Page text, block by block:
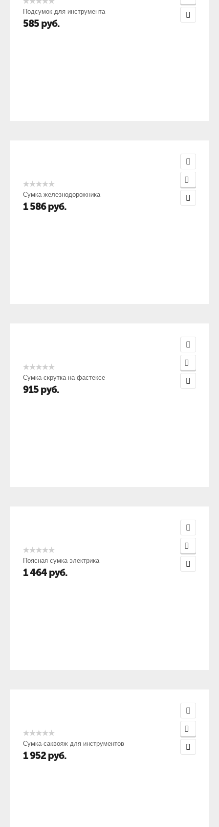
Подсумок для инструмента
585 руб.
Сумка железнодорожника
1 586 руб.
Сумка-скрутка на фастексе
915 руб.
Поясная сумка электрика
1 464 руб.
Сумка-саквояж для инструментов
1 952 руб.